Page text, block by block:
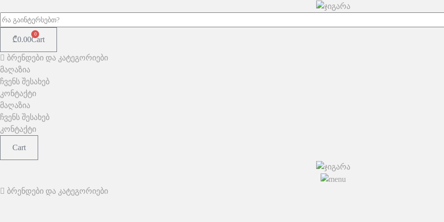
₾0.00
0
Cart
ბრენდები და კატეგორიები
მაღაზია
ჩვენს შესახებ
კონტაქტი
მაღაზია
ჩვენს შესახებ
კონტაქტი
Cart
ბრენდები და კატეგორიები